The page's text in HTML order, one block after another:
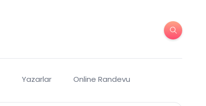
Yazarlar Online Randevu